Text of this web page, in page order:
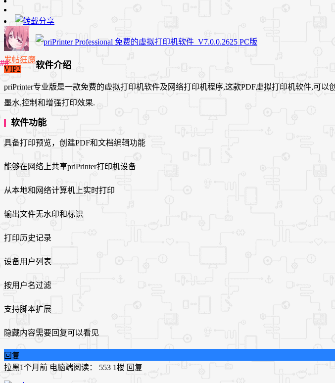
发帖狂魔
VIP2
软件介绍
priPrinter专业版是一款免费的虚拟打印机软件及网络打印机程序,这款PDF虚拟打印机软件,可
墨水,控制和增强打印效果.
软件功能
具备打印预览，创建PDF和文档编辑功能
能够在网络上共享priPrinter打印机设备
从本地和网络计算机上实时打印
输出文件无水印和标识
打印历史记录
设备用户列表
按用户名过滤
支持脚本扩展
隐藏内容需要回复可以看见
回复
拉黑1个月前 电脑端阅读： 553 1楼 回复